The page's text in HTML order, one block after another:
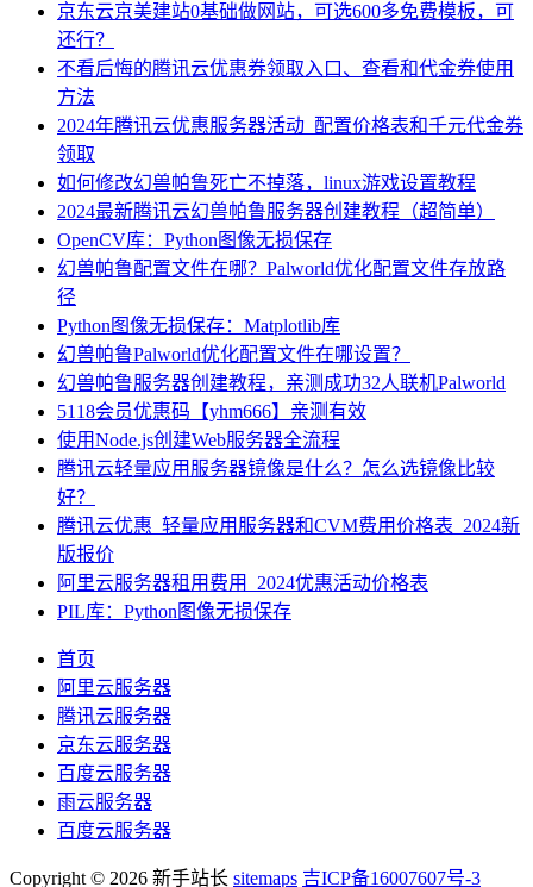
京东云京美建站0基础做网站，可选600多免费模板，可
还行？
不看后悔的腾讯云优惠券领取入口、查看和代金券使用
方法
2024年腾讯云优惠服务器活动_配置价格表和千元代金券
领取
如何修改幻兽帕鲁死亡不掉落，linux游戏设置教程
2024最新腾讯云幻兽帕鲁服务器创建教程（超简单）
OpenCV库：Python图像无损保存
幻兽帕鲁配置文件在哪？Palworld优化配置文件存放路
径
Python图像无损保存：Matplotlib库
幻兽帕鲁Palworld优化配置文件在哪设置？
幻兽帕鲁服务器创建教程，亲测成功32人联机Palworld
5118会员优惠码【yhm666】亲测有效
使用Node.js创建Web服务器全流程
腾讯云轻量应用服务器镜像是什么？怎么选镜像比较
好？
腾讯云优惠_轻量应用服务器和CVM费用价格表_2024新
版报价
阿里云服务器租用费用_2024优惠活动价格表
PIL库：Python图像无损保存
首页
阿里云服务器
腾讯云服务器
京东云服务器
百度云服务器
雨云服务器
百度云服务器
Copyright © 2026 新手站长 sitemaps 吉ICP备16007607号-3